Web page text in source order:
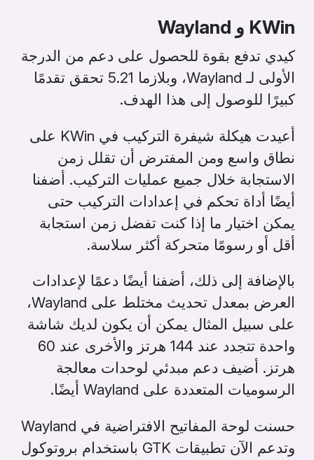
KWin و Wayland
كيدي تدفع بقوة للحصول على دعم من الدرجة
الأولى لـ Wayland، وبلازما 5.21 تحقق تقدمًا
كبيرًا للوصول إلى هذا الهدف.
أعيدت هيكلة شيفرة التركيب في KWin على
نطاق واسع ومن المفترض أن تقلل زمن
الاستجابة خلال جميع عمليات التركيب. أضفنا
أيضًا أداة تحكم في إعدادات التركيب حتى
يمكن اختيار ما إذا كنت تفضل زمن استجابة
أقل أو رسومًا متحركة أكثر سلاسة.
بالإضافة إلى ذلك، أضفنا أيضًا دعمًا لإعدادات
العرض بمعدل تحديث مختلط على Wayland،
على سبيل المثال يمكن أن يكون لديك شاشة
واحدة تتجدد عند 144 هرتز والأخرى عند 60
هرتز. أضيف دعم مبدئي لوحدات معالجة
الرسوميات المتعددة على Wayland أيضًا.
حسنت لوحة المفاتيح الافتراضية في Wayland
وتدعم الآن تطبيقات GTK باستخدام بروتوكول